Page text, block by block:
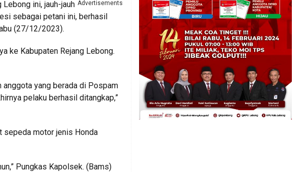
Advertisements
Lebong ini, jauh-jauh
sebagai petani ini, berhasil
(27/12/2023).
ke Kabupaten Rejang Lebong.
anggota yang berada di Pospam
pelaku berhasil ditangkap,”
sepeda motor jenis Honda
Pungkas Kapolsek. (Bams)